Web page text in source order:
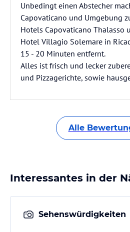
Unbedingt einen Abstecher
Capovaticano und Umgebung
Hotels Capovaticano Thalasso
Hotel Villagio Solemare in
15 - 20 Minuten entfernt.
Alles ist frisch und lecker
und Pizzagerichte, sowie
Alle
Interessantes in der
Sehenswürdigkeiten